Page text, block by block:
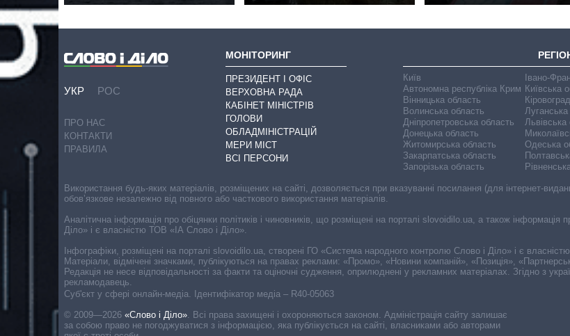
УКР РОС
ПРО НАС
КОНТАКТИ
ПРАВИЛА
МОНІТОРИНГ
ПРЕЗИДЕНТ І ОФІС
ВЕРХОВНА РАДА
КАБІНЕТ МІНІСТРІВ
ГОЛОВИ
ОБЛАДМІНІСТРАЦІЙ
МЕРИ МІСТ
ВСІ ПЕРСОНИ
Київ
Автономна республіка Крим
Вінницька область
Волинська область
Дніпропетровська область
Донецька область
Житомирська область
Закарпатська область
Запорізька область
Івано-
Київська
Львівська
Одеська
Cуб'єкт у сфері онлайн-медіа. Ідентифікатор медіа – R40-05063
© 2009—2026 «Слово і Діло» Всі права захищені і охороняються законом. Адміністрація сайту залишає
за собою право не погоджуватися з інформацією, яка публікується на сайті, власниками або авторами
Використання будь-яких матеріалів, розміщених на сайті, дозволяється при вказуванні посилання (для інтернет-
обов’язкове незалежно від повного або часткового використання матеріалів.
Аналітична інформація про обіцянки політиків і чиновників, що розміщені на порталі slovoidilo.ua, а також
Діло» і є власністю ТОВ «ІА Слово і Діло».
Інфографіки, розміщені на порталі slovoidilo.ua, створені ГО «Система народного контролю Слово і Діло» і є
Матеріали, відмічені значками, публікуються на правах реклами: «Промо», «Новини компаній», «Позиція»,
Редакція не несе відповідальності за факти та оціночні судження, оприлюднені у рекламних матеріалах. Згідно з
рекламодавець.